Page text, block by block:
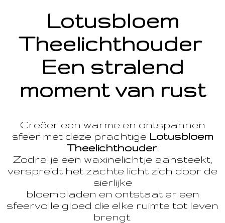
Lotusbloem
Theelichthouder
Een stralend
moment van rust
Creëer een warme en ontspannen
sfeer met deze prachtige Lotusbloem
Theelichthouder.
Zodra je een waxinelichtje aansteekt,
verspreidt het zachte licht zich door de
sierlijke
bloembladen en ontstaat er een
sfeervolle gloed die elke ruimte tot leven
brengt.